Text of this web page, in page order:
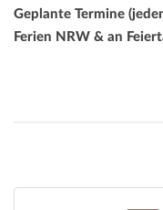
Geplante Termine
Ferien NRW & an